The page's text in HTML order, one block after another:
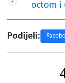
octom i
Podijeli: